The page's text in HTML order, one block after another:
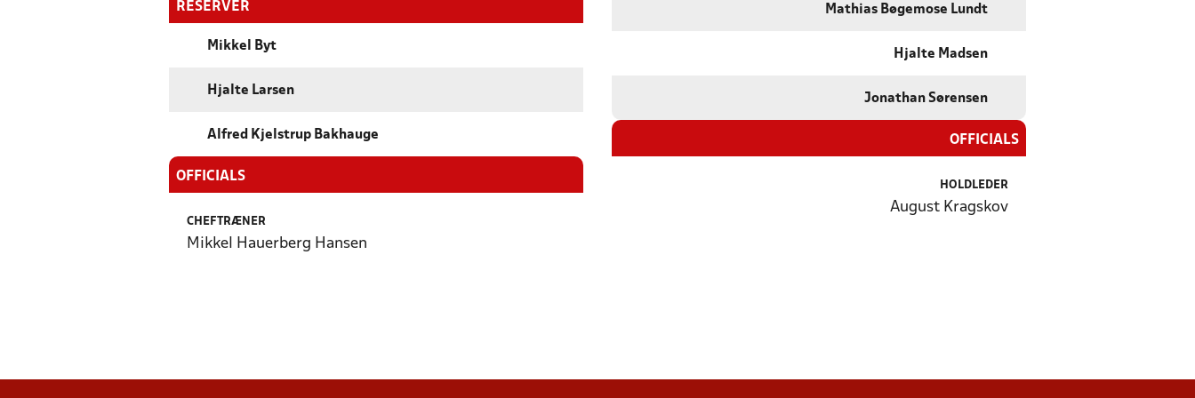
RESERVER
Mikkel Byt
Hjalte Larsen
Alfred Kjelstrup Bakhauge
OFFICIALS
CHEFTRÆNER
Mikkel Hauerberg Hansen
Mathias Bøgemose Lundt
Hjalte Madsen
Jonathan Sørensen
OFFICIALS
HOLDLEDER
August Kragskov